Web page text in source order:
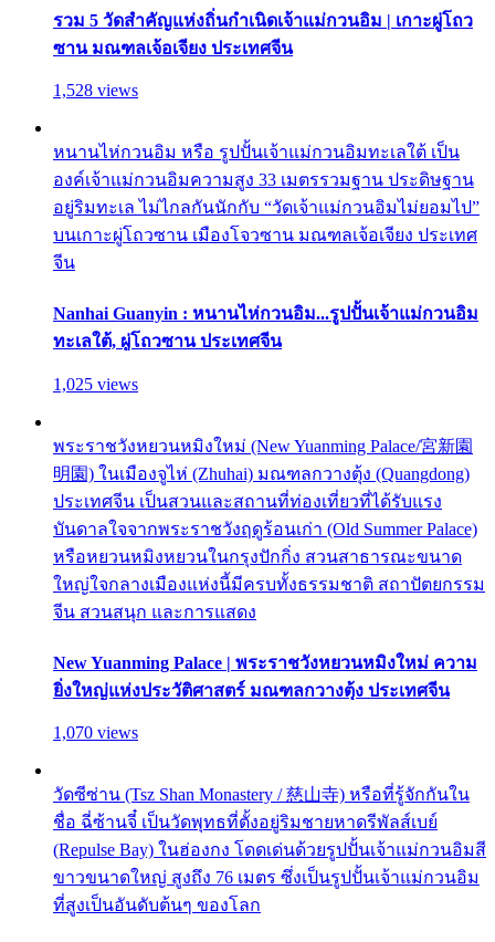
รวม 5 วัดสำคัญแห่งถิ่นกำเนิดเจ้าแม่กวนอิม | เกาะผู่โถว
ซาน มณฑลเจ้อเจียง ประเทศจีน
1,528 views
หนานไห่กวนอิม หรือ รูปปั้นเจ้าแม่กวนอิมทะเลใต้ เป็น
องค์เจ้าแม่กวนอิมความสูง 33 เมตรรวมฐาน ประดิษฐาน
อยู่ริมทะเล ไม่ไกลกันนักกับ “วัดเจ้าแม่กวนอิมไม่ยอมไป”
บนเกาะผู่โถวซาน เมืองโจวซาน มณฑลเจ้อเจียง ประเทศ
จีน
Nanhai Guanyin : หนานไห่กวนอิม...รูปปั้นเจ้าแม่กวนอิม
ทะเลใต้, ผู่โถวซาน ประเทศจีน
1,025 views
พระราชวังหยวนหมิงใหม่ (New Yuanming Palace/宮新園
明園) ในเมืองจูไห่ (Zhuhai) มณฑลกวางตุ้ง (Quangdong)
ประเทศจีน เป็นสวนและสถานที่ท่องเที่ยวที่ได้รับแรง
บันดาลใจจากพระราชวังฤดูร้อนเก่า (Old Summer Palace)
หรือหยวนหมิงหยวนในกรุงปักกิ่ง สวนสาธารณะขนาด
ใหญ่ใจกลางเมืองแห่งนี้มีครบทั้งธรรมชาติ สถาปัตยกรรม
จีน สวนสนุก และการแสดง
New Yuanming Palace | พระราชวังหยวนหมิงใหม่ ความ
ยิ่งใหญ่แห่งประวัติศาสตร์ มณฑลกวางตุ้ง ประเทศจีน
1,070 views
วัดซีซ่าน (Tsz Shan Monastery / 慈山寺) หรือที่รู้จักกันใน
ชื่อ ฉี่ซ้านจี๋ เป็นวัดพุทธที่ตั้งอยู่ริมชายหาดรีพัลส์เบย์
(Repulse Bay) ในฮ่องกง โดดเด่นด้วยรูปปั้นเจ้าแม่กวนอิมสี
ขาวขนาดใหญ่ สูงถึง 76 เมตร ซึ่งเป็นรูปปั้นเจ้าแม่กวนอิม
ที่สูงเป็นอันดับต้นๆ ของโลก